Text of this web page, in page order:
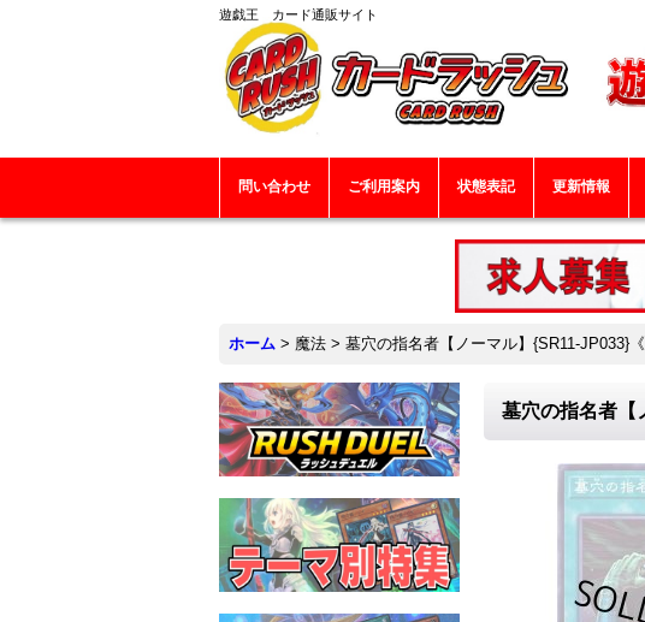
遊戯王 カード通販サイト
問い合わせ ご利用案内 状態表記 更新情報
ホーム > 魔法 > 墓穴の指名者【ノーマル】{SR11-JP033}《
墓穴の指名者【